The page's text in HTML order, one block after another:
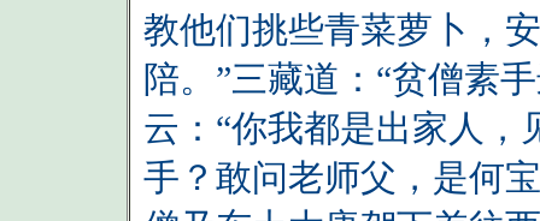
教他们挑些青菜萝卜，
陪。”三藏道：“贫僧素
云：“你我都是出家人
手？敢问老师父，是何